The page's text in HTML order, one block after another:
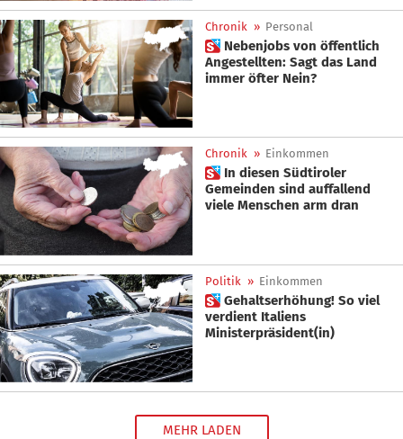
Chronik » Personal
 Nebenjobs von öffentlich
Angestellten: Sagt das Land
immer öfter Nein?
Chronik » Einkommen
 In diesen Südtiroler
Gemeinden sind auffallend
viele Menschen arm dran
Politik » Einkommen
 Gehaltserhöhung! So viel
verdient Italiens
Ministerpräsident(in)
MEHR LADEN